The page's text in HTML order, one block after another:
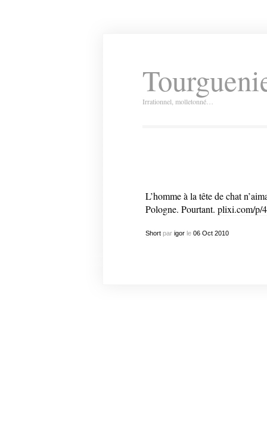
Irrationnel, molletonné…
L’homme à la tête de chat
Pologne. Pourtant. plixi.com/p/
Shortpar igorle 06 Oct 2010